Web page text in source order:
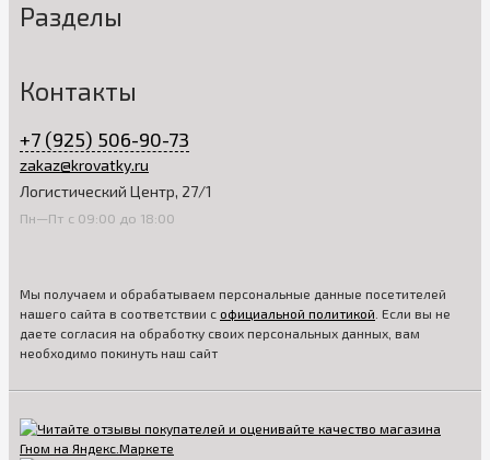
Разделы
Контакты
+7 (925) 506-90-73
zakaz@krovatky.ru
Логистический Центр, 27/1
Пн—Пт с 09:00 до 18:00
Мы получаем и обрабатываем персональные данные посетителей
нашего сайта в соответствии с официальной политикой . Если вы не
даете согласия на обработку своих персональных данных, вам
необходимо покинуть наш сайт